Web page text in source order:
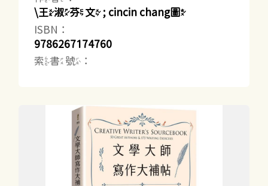
\王淑芬文 ; cincin chang圖
ISBN：
9786267174760
索書號：